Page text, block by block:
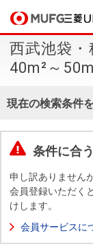
買いた
売りた
無
料
店舗案
店舗のご
案内（首
会社情
ごあいさ
つ
採用情
新卒採用
情報
買いたい
売りたい
店舗案内
会社情報
採用情報
西武池袋
40m²～
現在の検索条件
条件に合
申し訳ありません
会員登録いただく
けします。
会員サービスに